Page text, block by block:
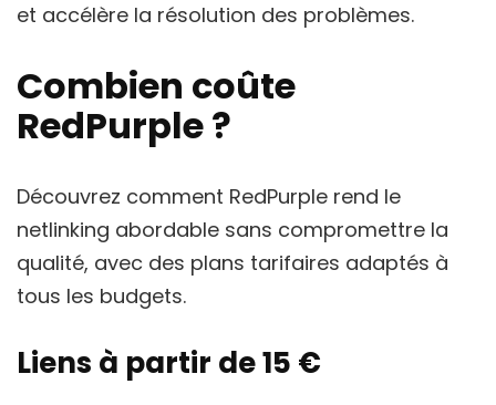
et accélère la résolution des problèmes.
Combien coûte
RedPurple ?
Découvrez comment RedPurple rend le
netlinking abordable sans compromettre la
qualité, avec des plans tarifaires adaptés à
tous les budgets.
Liens à partir de 15 €